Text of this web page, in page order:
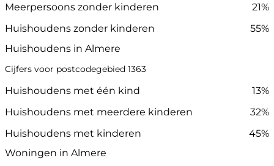
Meerpersoons zonder kinderen
21%
Huishoudens zonder kinderen
55%
Huishoudens in Almere
Cijfers voor postcodegebied 1363
Huishoudens met één kind
13%
Huishoudens met meerdere kinderen
32%
Huishoudens met kinderen
45%
Woningen in Almere